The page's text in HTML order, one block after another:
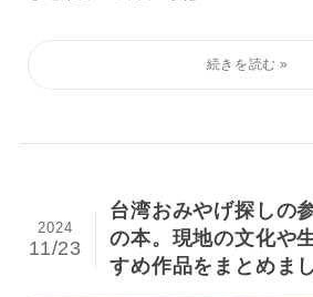
台湾おみやげ探しの
の本。現地の文化や
すめ作品をまとめまし
2024
11/23